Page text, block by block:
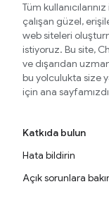
Tüm
çalışan güzel,
web siteleri
istiyoruz. Bu site,
ve dışarıdan
bu yolculukta size
için ana
Katkıda bulun
Hata bildirin
Açık sorunlara